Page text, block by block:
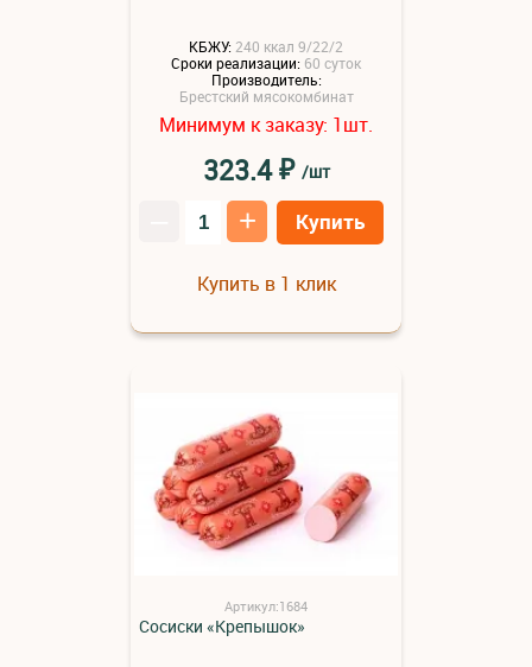
КБЖУ: 240 ккал 9/22/2
Сроки реализации: 60 суток
Производитель:
Брестский мясокомбинат
Минимум к заказу: 1шт.
323.4₽ /шт
+ Купить
Купить в 1 клик
Артикул:1684
Сосиски «Крепышок»